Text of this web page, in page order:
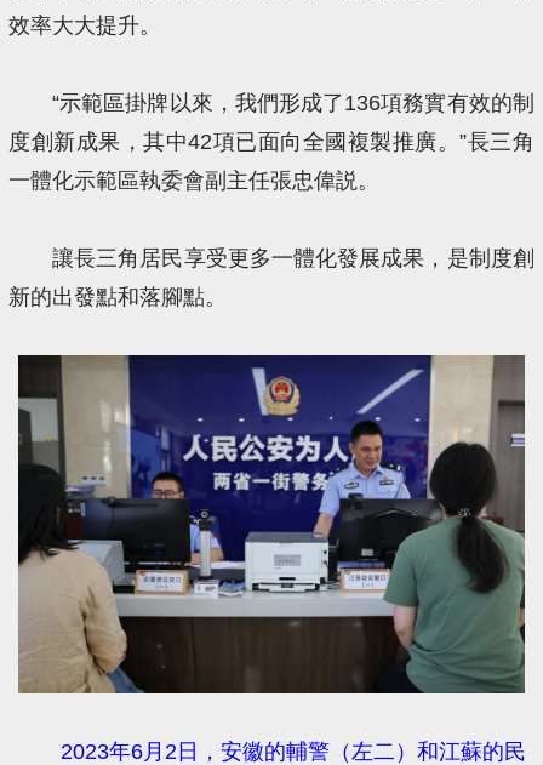
效率大大提升。
“示範區掛牌以來，我們形成了136項務實有效的制
度創新成果，其中42項已面向全國複製推廣。”長三角
一體化示範區執委會副主任張忠偉説。
讓長三角居民享受更多一體化發展成果，是制度創
新的出發點和落腳點。
2023年6月2日，安徽的輔警（左二）和江蘇的民